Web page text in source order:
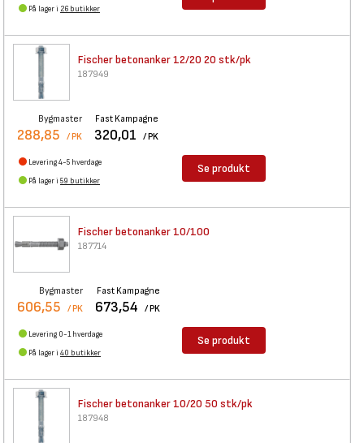
På lager i 26 butikker
Fischer betonanker 12/20 20 stk/pk
187949
Bygmaster
288,85 / PK
Fast Kampagne
320,01 / PK
Levering 4-5 hverdage
På lager i 59 butikker
Se produkt
Fischer betonanker 10/100
187714
Bygmaster
606,55 / PK
Fast Kampagne
673,54 / PK
Levering 0-1 hverdage
På lager i 40 butikker
Se produkt
Fischer betonanker 10/20 50 stk/pk
187948